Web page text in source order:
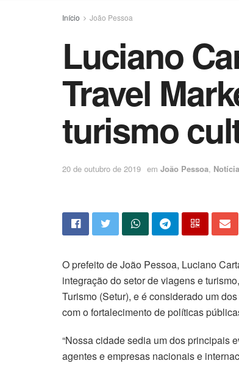
Início João Pessoa
Luciano
Travel
turismo
20 de outubro de 2019 em João Pessoa,
O prefeito de João Pessoa, Luciano
integração do setor de viagens e
Turismo (Setur), e é considerado um
com o fortalecimento de políticas
“Nossa cidade sedia um dos principais
agentes e empresas nacionais e